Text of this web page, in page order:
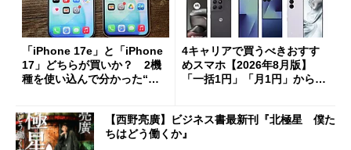
「iPhone 17e」と「iPhone
17」どちらが買いか？ 2機
種を使い込んで分かった“ス
4キャリアで買うべきおすす
めスマホ【2026年8月版】
「一括1円」「月1円」からお
【西野亮廣】ビジネス書最新刊『北極星 僕た
ちはどう働くか』